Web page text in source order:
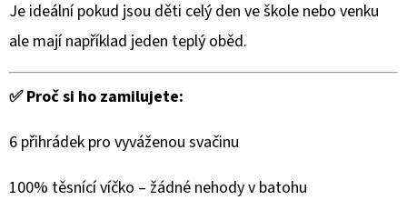
Je ideální pokud jsou děti celý den ve škole nebo venku
ale mají například jeden teplý oběd.
✅ Proč si ho zamilujete:
6 přihrádek pro vyváženou svačinu
100% těsnící víčko – žádné nehody v batohu